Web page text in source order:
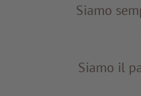
Siamo
Siamo il